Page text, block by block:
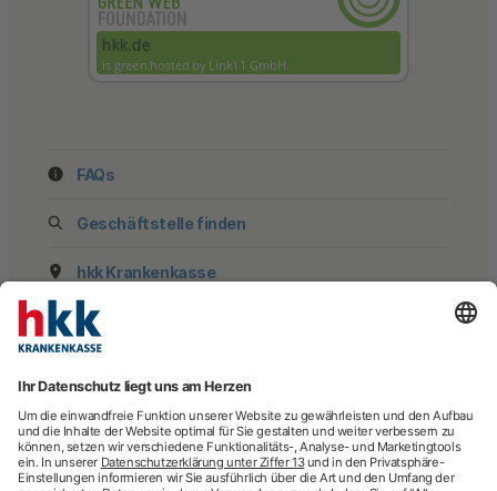
FAQs
Geschäftstelle finden
hkk Krankenkasse
Beratung
E-Rechnung
Newsletter